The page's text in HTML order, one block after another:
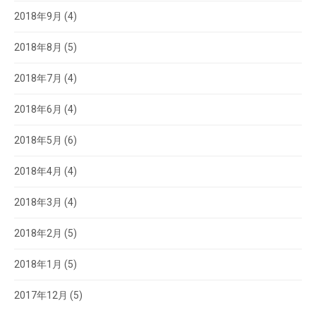
2018年9月 (4)
2018年8月 (5)
2018年7月 (4)
2018年6月 (4)
2018年5月 (6)
2018年4月 (4)
2018年3月 (4)
2018年2月 (5)
2018年1月 (5)
2017年12月 (5)